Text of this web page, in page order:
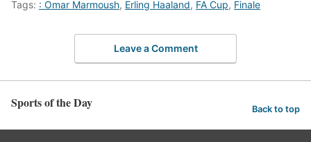
Tags: : Omar Marmoush, Erling Haaland, FA Cup, Finale
Leave a Comment
Sports of the Day Back to top